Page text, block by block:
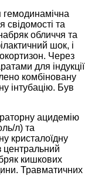
гемодинамічна
свідомості та
обличчя та
шок, і
Через
для індукції
комбіновану
інтубацію. Був
ацидемію
л) та
кристалоїдну
центральний
кишкових
Травматичних